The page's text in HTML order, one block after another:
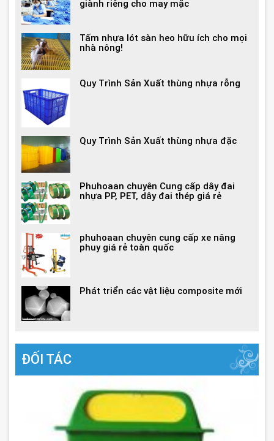
giành riêng cho may mặc
Tấm nhựa lót sàn heo hữu ích cho mọi
nhà nông!
Quy Trình Sản Xuất thùng nhựa rỗng
Quy Trình Sản Xuất thùng nhựa đặc
Phuhoaan chuyên Cung cấp dây đai
nhựa PP, PET, dây đai thép giá rẻ
phuhoaan chuyên cung cấp xe nâng
phuy giá rẻ toàn quốc
Phát triển các vật liệu composite mới
ĐỐI TÁC